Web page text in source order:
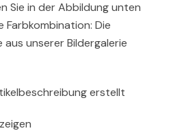
Sie in der Abbildung unten
Farbkombination: Die
aus unserer Bildergalerie
erstellt